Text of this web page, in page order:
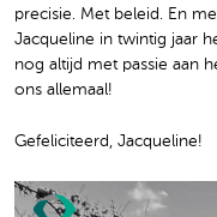
precisie. Met beleid. En
Jacqueline in twintig jaar
nog altijd met passie aan
ons allemaal!
Gefeliciteerd, Jacqueline!